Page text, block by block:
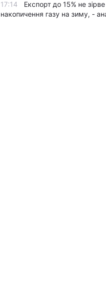
17:14
Експорт до 15% не зірве
накопичення газу на зиму, -